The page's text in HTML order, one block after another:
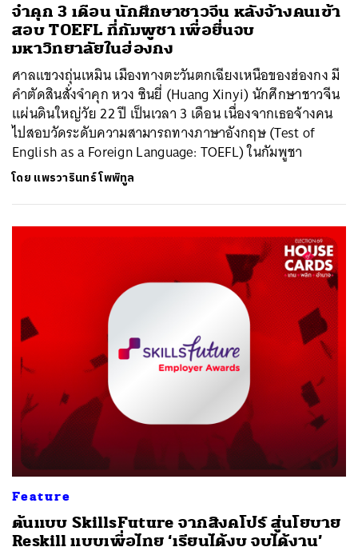
จำคุก 3 เดือน นักศึกษาชาวจีน หลังจ้างคนเข้า
สอบ TOEFL ที่กัมพูชา เพื่อยื่นจบ
มหาวิทยาลัยในฮ่องกง
ศาลแขวงถุ่นเหมิน เมืองทางตะวันตกเฉียงเหนือของฮ่องกง มี
คำตัดสินสั่งจำคุก หวง ซินยี่ (Huang Xinyi) นักศึกษาชาวจีน
แผ่นดินใหญ่วัย 22 ปี เป็นเวลา 3 เดือน เนื่องจากเธอจ้างคน
ไปสอบวัดระดับความสามารถทางภาษาอังกฤษ (Test of
English as a Foreign Language: TOEFL) ในกัมพูชา
โดย แพรวารินทร์ โพพิทูล
Feature
ต้นแบบ SkillsFuture จากสิงคโปร์ สู่นโยบาย
Reskill แบบเพื่อไทย ‘เรียนได้งบ จบได้งาน’